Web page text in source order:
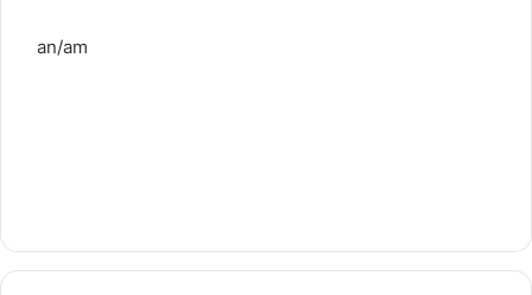
an/am